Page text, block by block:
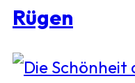
Rügen